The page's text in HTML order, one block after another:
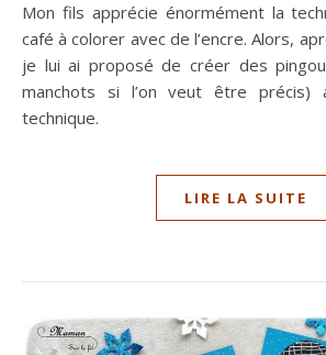
Mon fils apprécie énormément la technique des filtres à
café à colorer avec de l’encre. Alors,
je lui ai proposé de créer des
manchots si l’on veut être précis)
technique.
LIRE LA SUITE